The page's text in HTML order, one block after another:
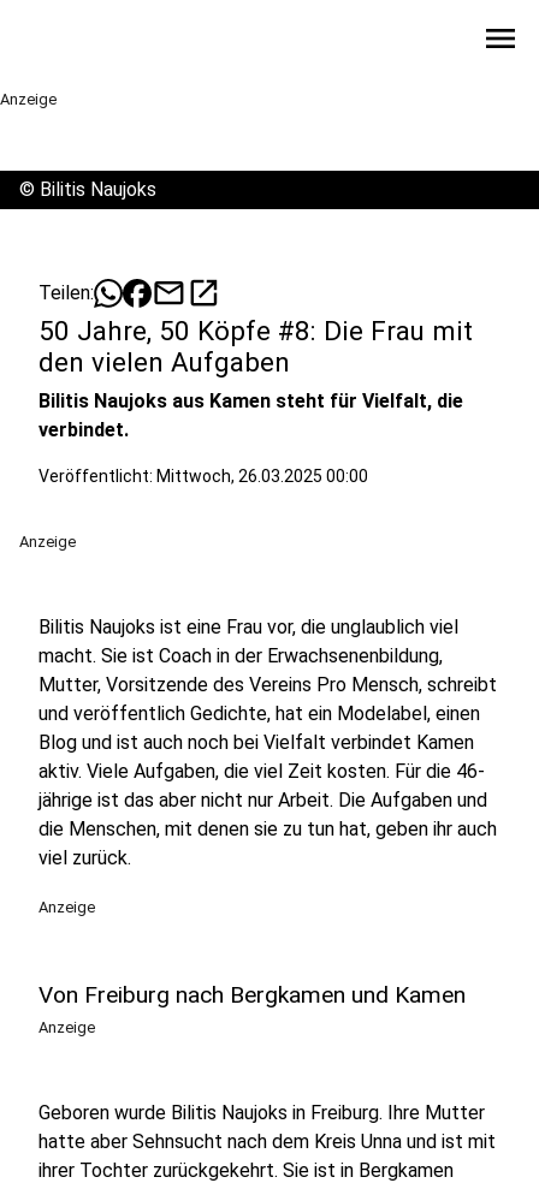
menu
Anzeige
© Bilitis Naujoks
Teilen: mailopen_in_new
50 Jahre, 50 Köpfe #8: Die Frau mit
den vielen Aufgaben
Bilitis Naujoks aus Kamen steht für Vielfalt, die
verbindet.
Veröffentlicht: Mittwoch, 26.03.2025 00:00
Anzeige
Bilitis Naujoks ist eine Frau vor, die unglaublich viel
macht. Sie ist Coach in der Erwachsenenbildung,
Mutter, Vorsitzende des Vereins Pro Mensch, schreibt
und veröffentlich Gedichte, hat ein Modelabel, einen
Blog und ist auch noch bei Vielfalt verbindet Kamen
aktiv. Viele Aufgaben, die viel Zeit kosten. Für die 46-
jährige ist das aber nicht nur Arbeit. Die Aufgaben und
die Menschen, mit denen sie zu tun hat, geben ihr auch
viel zurück.
Anzeige
Von Freiburg nach Bergkamen und Kamen
Anzeige
Geboren wurde Bilitis Naujoks in Freiburg. Ihre Mutter
hatte aber Sehnsucht nach dem Kreis Unna und ist mit
ihrer Tochter zurückgekehrt. Sie ist in Bergkamen